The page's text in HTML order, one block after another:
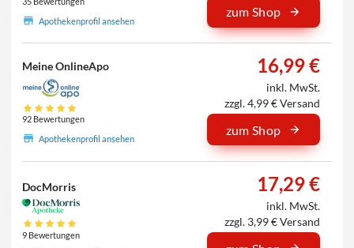
Apothekenprofil ansehen
zum Shop
Meine OnlineApo
92 Bewertungen
Apothekenprofil ansehen
16,99 €
inkl. MwSt.
zzgl. 4,99 € Versand
zum Shop
DocMorris
9 Bewertungen
17,29 €
inkl. MwSt.
zzgl. 3,99 € Versand